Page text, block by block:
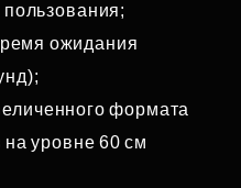
ожидания
формата
на уровне 60 см